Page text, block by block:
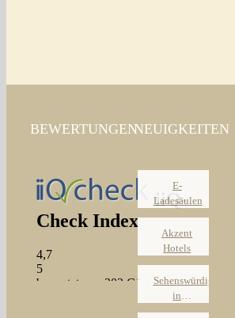
BEWERTUNGENNEUIGKEITEN
E-
Ladesäulen
Akzent
Hotels
Sehenswürdigkeiten
in
Oldenburg